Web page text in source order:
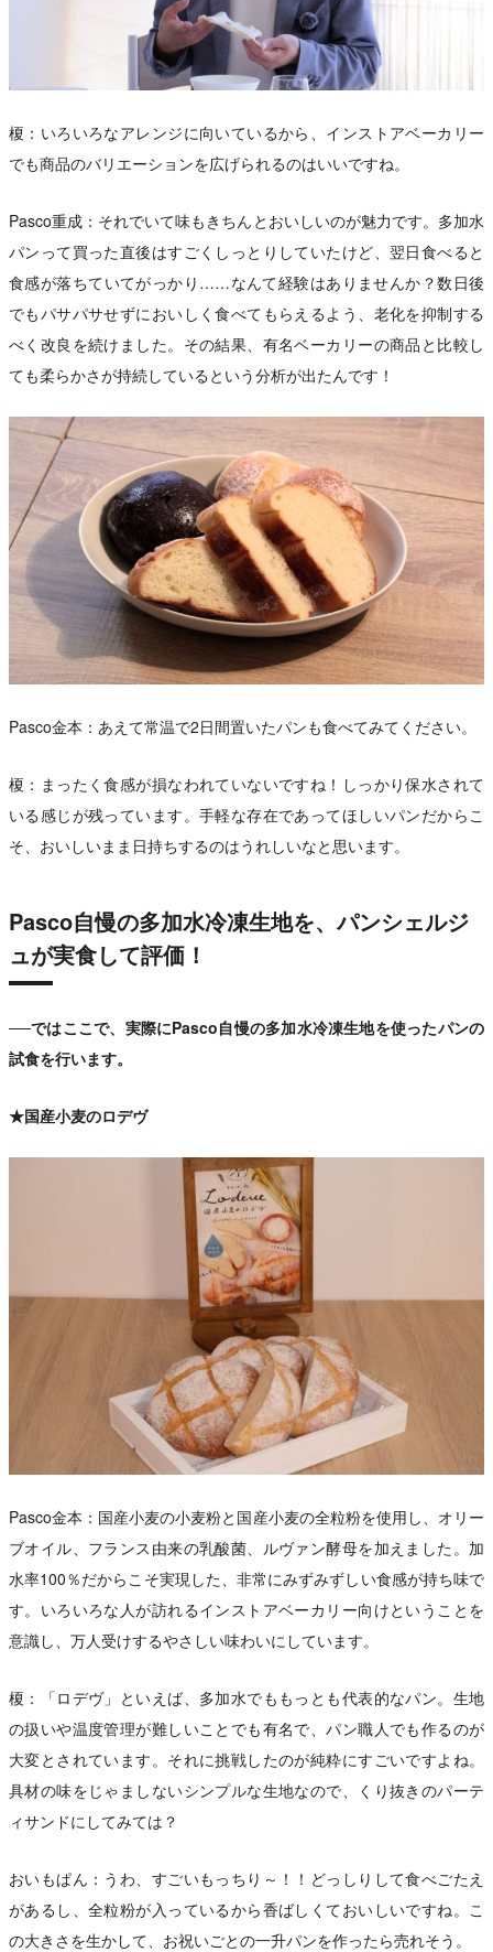
榎：いろいろなアレンジに向いているから、インストアベーカリー
でも商品のバリエーションを広げられるのはいいですね。
Pasco重成：それでいて味もきちんとおいしいのが魅力です。多加水
パンって買った直後はすごくしっとりしていたけど、翌日食べると
食感が落ちていてがっかり……なんて経験はありませんか？数日後
でもパサパサせずにおいしく食べてもらえるよう、老化を抑制する
べく改良を続けました。その結果、有名ベーカリーの商品と比較し
ても柔らかさが持続しているという分析が出たんです！
Pasco金本：あえて常温で2日間置いたパンも食べてみてください。
榎：まったく食感が損なわれていないですね！しっかり保水されて
いる感じが残っています。手軽な存在であってほしいパンだからこ
そ、おいしいまま日持ちするのはうれしいなと思います。
Pasco自慢の多加水冷凍生地を、パンシェルジ
ュが実食して評価！
──ではここで、実際にPasco自慢の多加水冷凍生地を使ったパンの
試食を行います。
★国産小麦のロデヴ
Pasco金本：国産小麦の小麦粉と国産小麦の全粒粉を使用し、オリー
ブオイル、フランス由来の乳酸菌、ルヴァン酵母を加えました。加
水率100％だからこそ実現した、非常にみずみずしい食感が持ち味で
す。いろいろな人が訪れるインストアベーカリー向けということを
意識し、万人受けするやさしい味わいにしています。
榎：「ロデヴ」といえば、多加水でももっとも代表的なパン。生地
の扱いや温度管理が難しいことでも有名で、パン職人でも作るのが
大変とされています。それに挑戦したのが純粋にすごいですよね。
具材の味をじゃましないシンプルな生地なので、くり抜きのパーテ
ィサンドにしてみては？
おいもぱん：うわ、すごいもっちり～！！どっしりして食べごたえ
があるし、全粒粉が入っているから香ばしくておいしいですね。こ
の大きさを生かして、お祝いごとの一升パンを作ったら売れそう。